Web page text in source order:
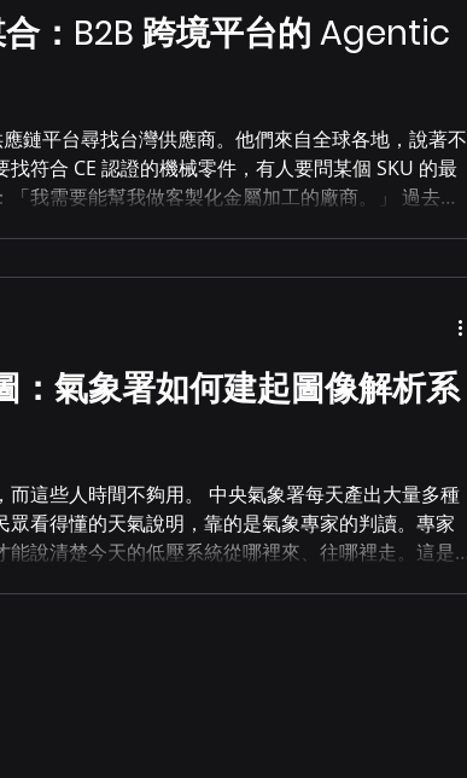
十份。把這些稿件的格式邏輯、用語習慣、段落結
一個問題，業務同仁可以選擇輸出 Email 版或正式
是白話 AI 語氣，是能直接送審的版本。 第二關：法
：B2B 跨境平台的 Agentic
鏈平台尋找台灣供應商。他們來自全球各地，說著不
符合 CE 認證的機械零件，有人要問某個 SKU 的最
我需要能幫我做客製化金屬加工的廠商。」 過去，
不是問題。 他們最常遇到的困擾：一個德國採購商用
的邏輯，填對欄位，才能找到對的供應商。這中間
客戶找上 Headquarter.ai（通徹智慧），目標只有一
薦商品與供應商。 AI 採購助手誕生：一個懂採購邏輯
台建置的「AI 採購助手」，核心是一個以大型語言
：氣象署如何建起圖像解析系
這些人時間不夠用。 中央氣象署每天產出大量多種
看得懂的天氣說明，靠的是氣象專家的判讀。專家
說清楚今天的低壓系統從哪裡來、往哪裡走。這是